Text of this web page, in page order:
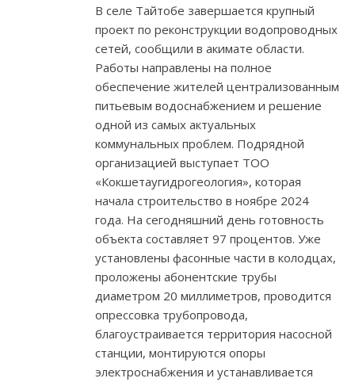
В селе Тайтобе завершается крупный
проект по реконструкции водопроводных
сетей, сообщили в акимате области.
Работы направлены на полное
обеспечение жителей централизованным
питьевым водоснабжением и решение
одной из самых актуальных
коммунальных проблем. Подрядной
организацией выступает ТОО
«Кокшетаугидрогеология», которая
начала строительство в ноябре 2024
года. На сегодняшний день готовность
объекта составляет 97 процентов. Уже
установлены фасонные части в колодцах,
проложены абонентские трубы
диаметром 20 миллиметров, проводится
опрессовка трубопровода,
благоустраивается территория насосной
станции, монтируются опоры
электроснабжения и устанавливается